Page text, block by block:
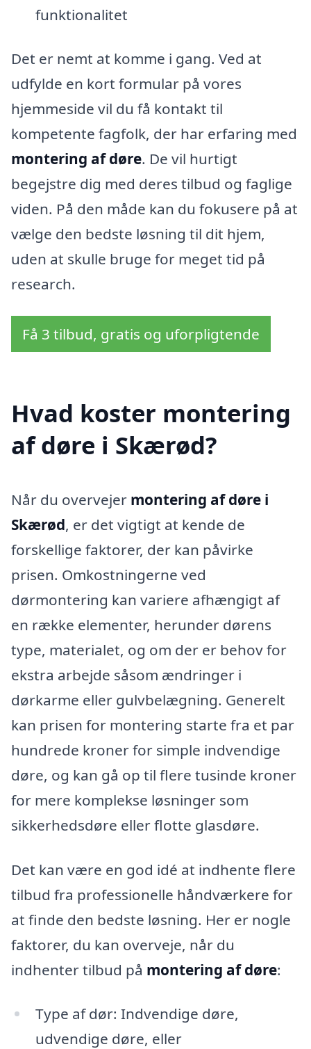
funktionalitet
Det er nemt at komme i gang. Ved at
udfylde en kort formular på vores
hjemmeside vil du få kontakt til
kompetente fagfolk, der har erfaring med
montering af døre. De vil hurtigt
begejstre dig med deres tilbud og faglige
viden. På den måde kan du fokusere på at
vælge den bedste løsning til dit hjem,
uden at skulle bruge for meget tid på
research.
Få 3 tilbud, gratis og uforpligtende
Hvad koster montering
af døre i Skærød?
Når du overvejer montering af døre i
Skærød, er det vigtigt at kende de
forskellige faktorer, der kan påvirke
prisen. Omkostningerne ved
dørmontering kan variere afhængigt af
en række elementer, herunder dørens
type, materialet, og om der er behov for
ekstra arbejde såsom ændringer i
dørkarme eller gulvbelægning. Generelt
kan prisen for montering starte fra et par
hundrede kroner for simple indvendige
døre, og kan gå op til flere tusinde kroner
for mere komplekse løsninger som
sikkerhedsdøre eller flotte glasdøre.
Det kan være en god idé at indhente flere
tilbud fra professionelle håndværkere for
at finde den bedste løsning. Her er nogle
faktorer, du kan overveje, når du
indhenter tilbud på montering af døre:
Type af dør: Indvendige døre,
udvendige døre, eller